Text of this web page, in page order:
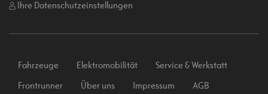
Ihre Datenschutzeinstellungen
Fahrzeuge Elektromobilität
Service & Werkstatt
Frontrunner
Über uns Impressum AGB